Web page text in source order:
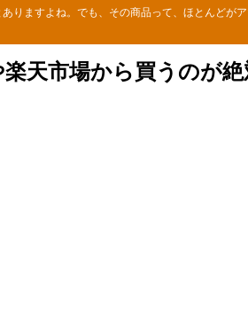
りますよね。でも、その商品って、ほとんど
天市場から買うのが